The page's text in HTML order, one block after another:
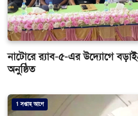
নাটোরে র‌্যাব-৫-এর উদ্যোগে
অনুষ্ঠিত
1 সপ্তাহ আগে